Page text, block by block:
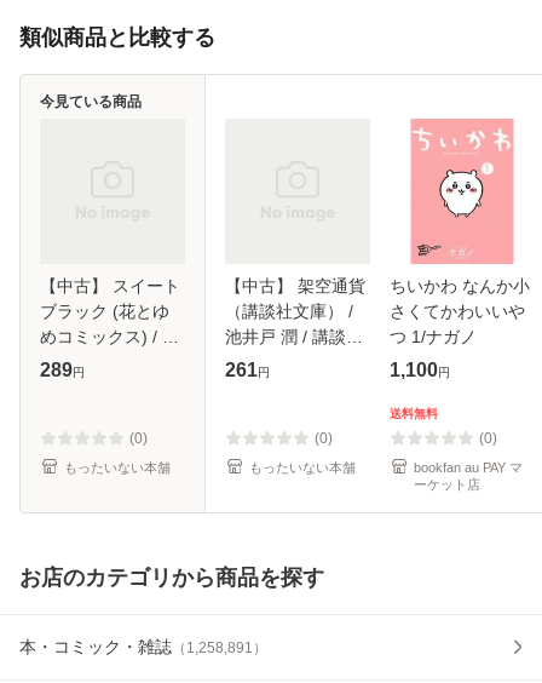
類似商品と比較する
【中古】 スイート
ブラック (花とゆ
めコミックス) / 西
形 まい / 白泉社
289円
(0)
もったいない本舗
今見ている商品
【中古】 架空通貨
（講談社文庫） /
池井戸 潤 / 講談社
[文庫]【メール便送
261円
(0)
もったいない本舗
ちいかわ なんか小
さくてかわいいや
つ 1/ナガノ
1,100円
送料無料
(0)
bookfan au PAY マ
ーケット店
お店のカテゴリから商品を探す
本・コミック・雑誌 （ 1,258,891 ）